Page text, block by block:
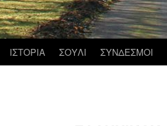
ΙΣΤΟΡΙΑ ΣΟΥΛΙ ΣΥΝΔΕΣΜΟΙ